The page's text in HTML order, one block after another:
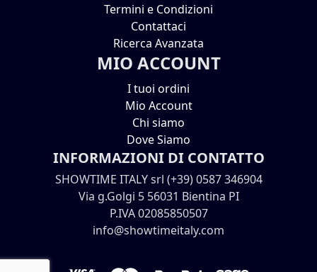
Termini e Condizioni
Contattaci
Ricerca Avanzata
MIO ACCOUNT
I tuoi ordini
Mio Account
Chi siamo
Dove Siamo
INFORMAZIONI DI CONTATTO
SHOWTIME ITALY srl (+39) 0587 346904
Via g.Golgi 5 56031 Bientina PI
P.IVA 02085850507
info@showtimeitaly.com